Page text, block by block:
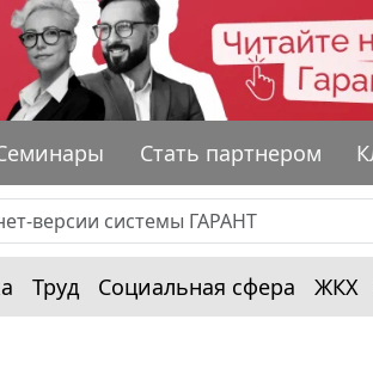
Стать партнером
Труд Социальная сфера ЖКХ